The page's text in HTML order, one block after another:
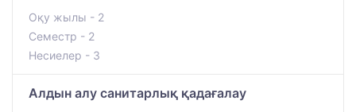
Оқу жылы - 2
Семестр - 2
Несиелер - 3
Алдын алу санитарлық қадағалау